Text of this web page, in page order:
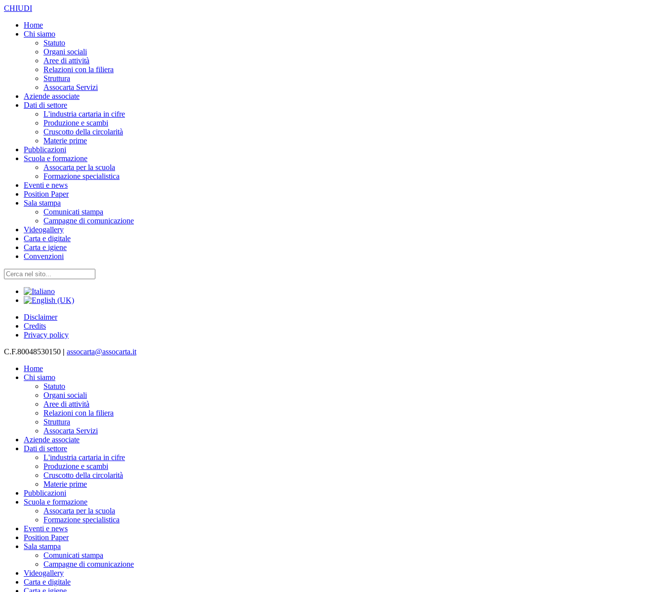
CHIUDI
Home
Chi siamo
Statuto
Organi sociali
Aree di attività
Relazioni con la filiera
Struttura
Assocarta Servizi
Aziende associate
Dati di settore
L'industria cartaria in cifre
Produzione e scambi
Cruscotto della circolarità
Materie prime
Pubblicazioni
Scuola e formazione
Assocarta per la scuola
Formazione specialistica
Eventi e news
Position Paper
Sala stampa
Comunicati stampa
Campagne di comunicazione
Videogallery
Carta e digitale
Carta e igiene
Convenzioni
Disclaimer
Credits
Privacy policy
C.F.80048530150 | assocarta@assocarta.it
Home
Chi siamo
Statuto
Organi sociali
Aree di attività
Relazioni con la filiera
Struttura
Assocarta Servizi
Aziende associate
Dati di settore
L'industria cartaria in cifre
Produzione e scambi
Cruscotto della circolarità
Materie prime
Pubblicazioni
Scuola e formazione
Assocarta per la scuola
Formazione specialistica
Eventi e news
Position Paper
Sala stampa
Comunicati stampa
Campagne di comunicazione
Videogallery
Carta e digitale